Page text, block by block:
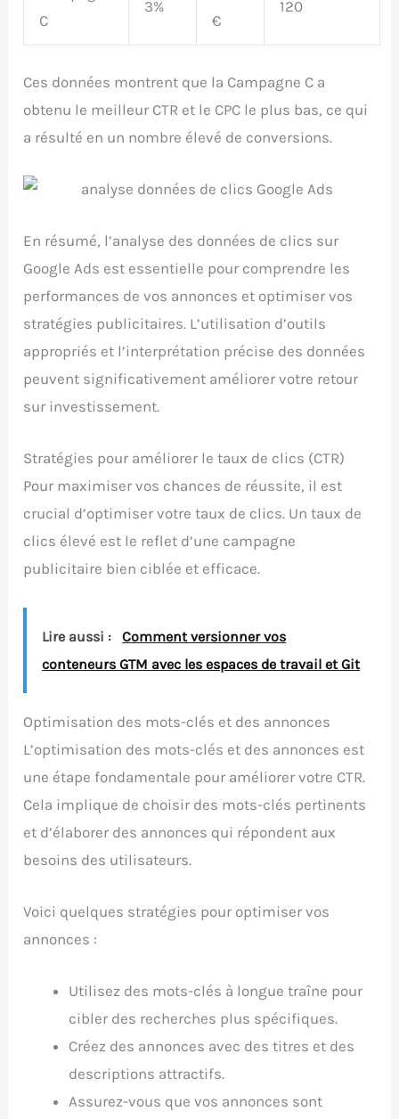
C
3%
€
120
Ces données montrent que la Campagne C a
obtenu le meilleur CTR et le CPC le plus bas, ce qui
a résulté en un nombre élevé de conversions.
En résumé, l’analyse des données de clics sur
Google Ads est essentielle pour comprendre les
performances de vos annonces et optimiser vos
stratégies publicitaires. L’utilisation d’outils
appropriés et l’interprétation précise des données
peuvent significativement améliorer votre retour
sur investissement.
Stratégies pour améliorer le taux de clics (CTR)
Pour maximiser vos chances de réussite, il est
crucial d’optimiser votre taux de clics. Un taux de
clics élevé est le reflet d’une campagne
publicitaire bien ciblée et efficace.
Lire aussi :
Comment versionner vos
conteneurs GTM avec les espaces de travail et Git
Optimisation des mots-clés et des annonces
L’optimisation des mots-clés et des annonces est
une étape fondamentale pour améliorer votre CTR.
Cela implique de choisir des mots-clés pertinents
et d’élaborer des annonces qui répondent aux
besoins des utilisateurs.
Voici quelques stratégies pour optimiser vos
annonces :
Utilisez des mots-clés à longue traîne pour
cibler des recherches plus spécifiques.
Créez des annonces avec des titres et des
descriptions attractifs.
Assurez-vous que vos annonces sont